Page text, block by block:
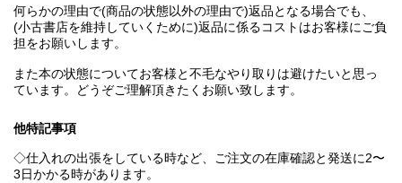
何らかの理由で(商品の状態以外の理由で)返品となる場合でも、
(小古書店を維持していくために)返品に係るコストはお客様にご負
担をお願いします。
また本の状態についてお客様と不毛なやり取りは避けたいと思っ
ています。どうぞご理解頂きたくお願い致します。
他特記事項
◇仕入れの出張をしている時など、ご注文の在庫確認と発送に2〜
3日かかる時があります。